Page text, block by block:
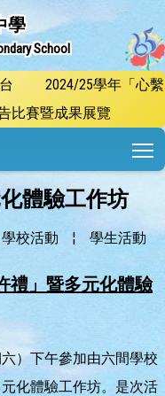
學
School
2024/25學年「心繫
比賽暨成果展覽
體驗工作坊
校活動 ¦ 學生活動
禮」 暨多元化體驗
）下午參加由六間學校
化體驗工作坊。是次活